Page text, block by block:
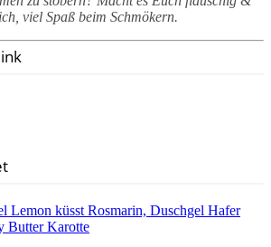
viel Spaß beim Schmökern.